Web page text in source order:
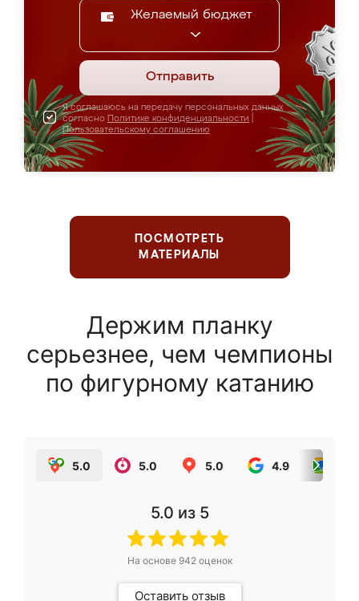
Желаемый бюджет
Отправить
Я соглашаюсь на передачу персональных данных
согласно Политике конфиденциальности
Пользовательскому соглашению
ПОСМОТРЕТЬ
МАТЕРИАЛЫ
Держим планку
серьезнее, чем чемпионы
по фигурному катанию
5.0 5.0 5.0 4.9
5.0 из 5
На основе 942оценок
Оставить отзыв